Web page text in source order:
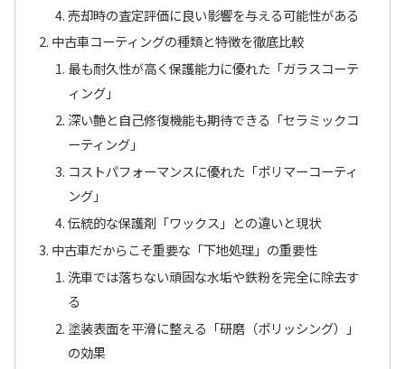
売却時の査定評価に良い影響を与える可能性がある
中古車コーティングの種類と特徴を徹底比較
最も耐久性が高く保護能力に優れた「ガラスコーテ
ィング」
深い艶と自己修復機能も期待できる「セラミックコ
ーティング」
コストパフォーマンスに優れた「ポリマーコーティ
ング」
伝統的な保護剤「ワックス」との違いと現状
中古車だからこそ重要な「下地処理」の重要性
洗車では落ちない頑固な水垢や鉄粉を完全に除去す
る
塗装表面を平滑に整える「研磨（ポリッシング）」
の効果